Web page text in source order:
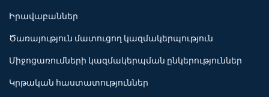
Իրավաբաններ
Ծառայություն մատուցող կազմակերպություն
Միջոցառումների կազմակերպման ընկերություններ
Կրթական հաստատություններ